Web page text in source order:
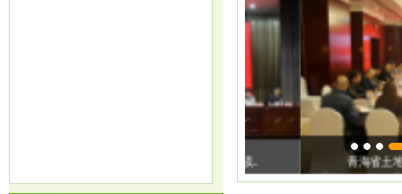
·
关于2026年度安徽省土地估价机构